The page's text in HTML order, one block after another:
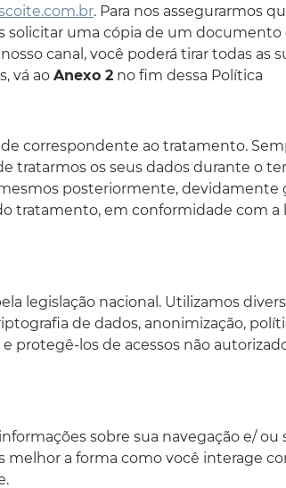
. Para nos assegurarmos
solicitar uma cópia de um
canal, você poderá tirar todas as
vá ao Anexo 2 no fim dessa Política
correspondente ao tratamento.
tratarmos os seus dados durante o
posteriormente, devidamente
tratamento, em conformidade com a
legislação nacional. Utilizamos
de dados, anonimização,
protegê-los de acessos não
sobre sua navegação e/ ou
a forma como você interage